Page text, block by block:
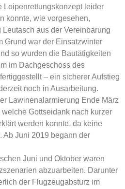
Loipenrettungskonzept leider
konnte, wie vorgesehen,
aus der Vereinbarung
Grund war der Einsatzwinter
so wurden die Bautätigkeiten
im Dachgeschoss des
– ein sicherer Aufstieg
noch in Ausarbeitung.
Lawinenalarmierung Ende März
Gottseidank nach kurzer
werden konnte, da keine
Ab Juni 2019 begann der
Juni und Oktober waren
abzuarbeiten. Darunter
der Flugzeugabsturz im